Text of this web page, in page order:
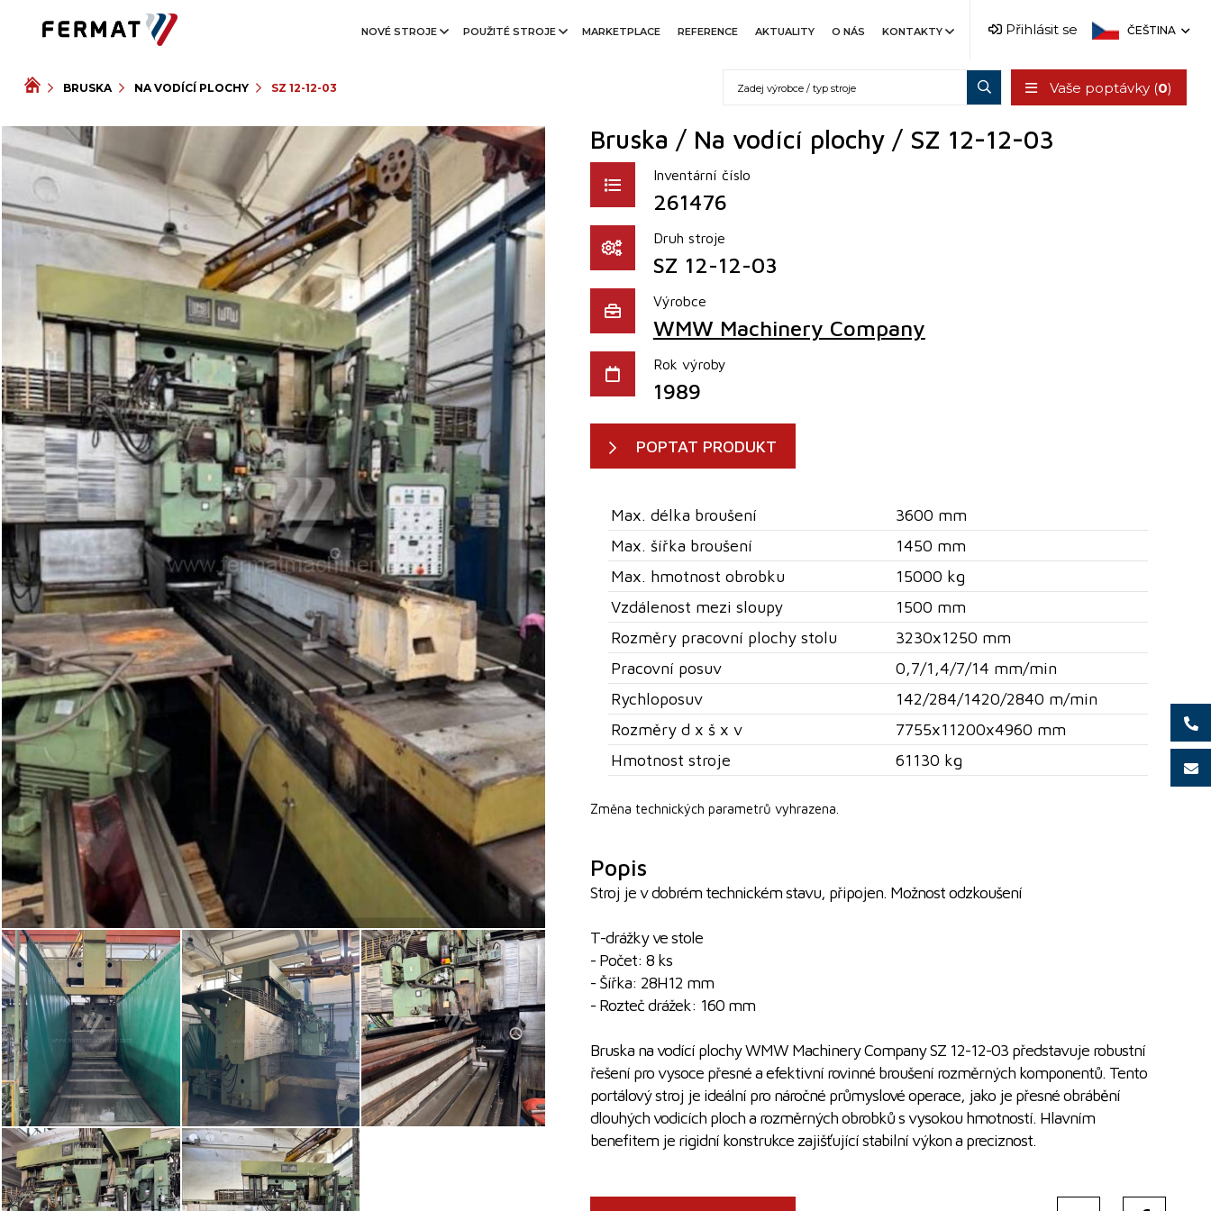
NOVÉ STROJE POUŽITÉ STROJE MARKETPLACE REFERENCE AKTUALITY O NÁS KONTAKTY Přihlásit se ČEŠTINA
BRUSKA NA VODÍCÍ PLOCHY SZ 12-12-03 Vaše poptávky (0)
Bruska / Na vodící plochy / SZ 12-12-03
Inventární číslo
261476
Druh stroje
SZ 12-12-03
Výrobce
WMW Machinery Company
Rok výroby
1989
POPTAT PRODUKT
Max. délka broušení
3600 mm
Max. šířka broušení
1450 mm
Max. hmotnost obrobku
15000 kg
Vzdálenost mezi sloupy
1500 mm
Rozměry pracovní plochy stolu
3230x1250 mm
Pracovní posuv
0,7/1,4/7/14 mm/min
Rychloposuv
142/284/1420/2840 m/min
Rozměry d x š x v
7755x11200x4960 mm
Hmotnost stroje
61130 kg
Změna technických parametrů vyhrazena.
Popis
Stroj je v dobrém technickém stavu, připojen. Možnost odzkoušení
T-drážky ve stole
- Počet: 8 ks
- Šířka: 28H12 mm
- Rozteč drážek: 160 mm
Bruska na vodící plochy WMW Machinery Company SZ 12-12-03 představuje robustní
řešení pro vysoce přesné a efektivní rovinné broušení rozměrných komponentů. Tento
portálový stroj je ideální pro náročné průmyslové operace, jako je přesné obrábění
dlouhých vodicích ploch a rozměrných obrobků s vysokou hmotností. Hlavním
benefitem je rigidní konstrukce zajišťující stabilní výkon a preciznost.